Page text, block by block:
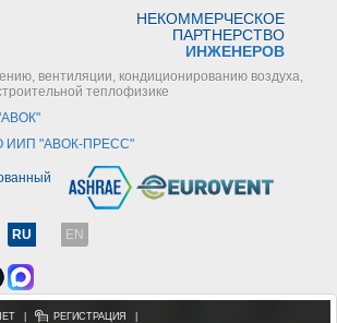
НЕКОММЕРЧЕСКОЕ
ПАРТНЕРСТВО
ИНЖЕНЕРОВ
вентиляции, кондиционированию воздуха,
теплофизике
ИИП "АВОК-ПРЕСС"
RU EN
РЕГИСТРАЦИЯ